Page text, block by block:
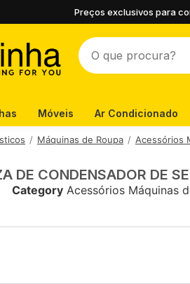
Preços exclusivos para
Móveis Ar Condicionado
Máquinas de Roupa Acessórios
DE CONDENSADOR DE
Category Acessórios Máquinas